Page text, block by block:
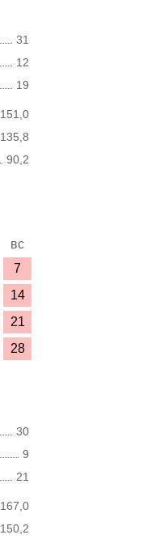
31
12
19
151,0
135,8
90,2
вс
7
14
21
28
30
9
21
167,0
150,2